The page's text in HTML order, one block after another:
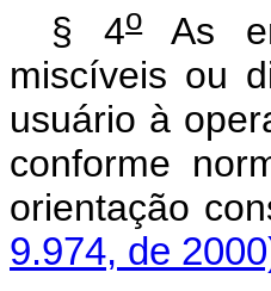
§ 4oAs
miscíveis ou
usuário à
conforme
orientação
9.974, de